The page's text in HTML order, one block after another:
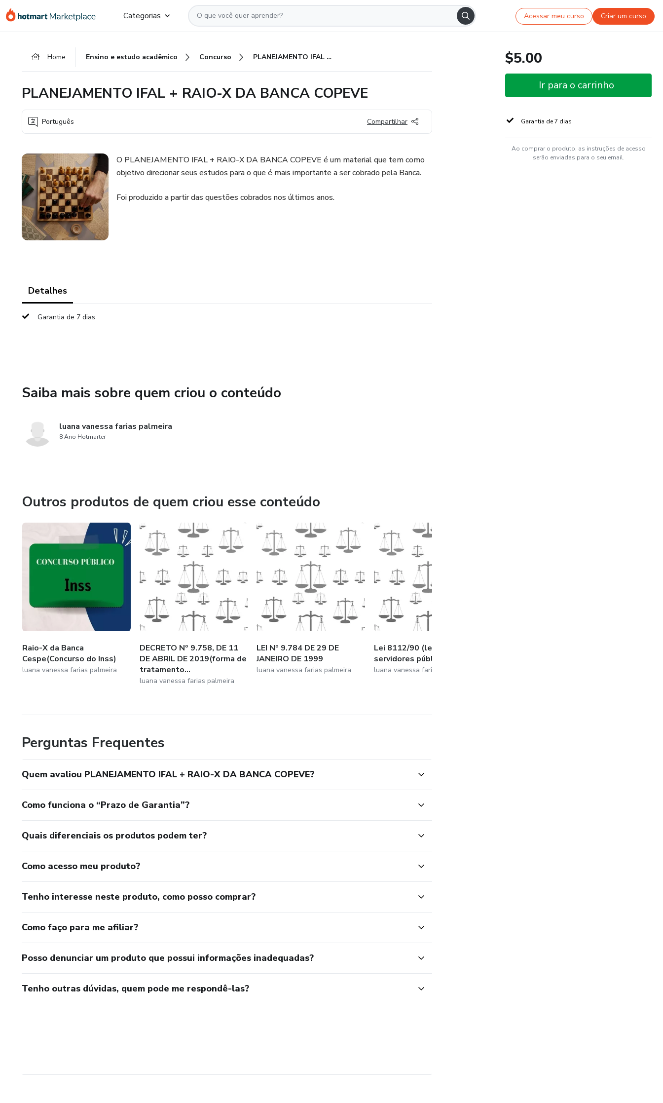
para
para
para
Categorias Acessar meu curso Criar um curso
Home Ensino e estudo acadêmico Concurso PLANEJAMENTO IFAL + RAIO-X DA BANCA COPEVE
PLANEJAMENTO IFAL + RAIO-X DA BANCA COPEVE
Português Compartilhar
O PLANEJAMENTO IFAL + RAIO-X DA BANCA COPEVE é um material que tem como
objetivo direcionar seus estudos para o que é mais importante a ser cobrado pela Banca.
Foi produzido a partir das questões cobrados nos últimos anos.
Detalhes
Garantia de 7 dias
Saiba mais sobre quem criou o conteúdo
luana vanessa farias palmeira
8 Ano Hotmarter
Outros produtos de quem criou esse conteúdo
Raio-X da Banca
Cespe(Concurso do Inss)
luana vanessa farias palmeira
DECRETO Nº 9.758, DE 11
DE ABRIL DE 2019(forma de
tratamento...
luana vanessa farias palmeira
LEI Nº 9.784 DE 29 DE
JANEIRO DE 1999
luana vanessa farias palmeira
Lei 8112/90 (lei dos
servidores públicos civis)
luana vanessa farias palmeira
Perguntas Frequentes
Quem avaliou PLANEJAMENTO IFAL + RAIO-X DA BANCA COPEVE?
Como funciona o “Prazo de Garantia”?
Quais diferenciais os produtos podem ter?
Como acesso meu produto?
Tenho interesse neste produto, como posso comprar?
Como faço para me afiliar?
Posso denunciar um produto que possui informações inadequadas?
Tenho outras dúvidas, quem pode me respondê-las?
$5.00
Ir para o carrinho
Garantia de 7 dias
Ao comprar o produto, as instruções de acesso
serão enviadas para o seu email.